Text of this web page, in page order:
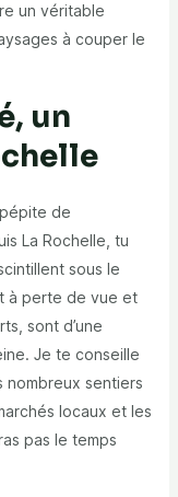
un véritable
à couper le
un
de
La Rochelle, tu
sous le
à perte de vue et
sont d’une
Je te conseille
nombreux sentiers
locaux et les
pas le temps